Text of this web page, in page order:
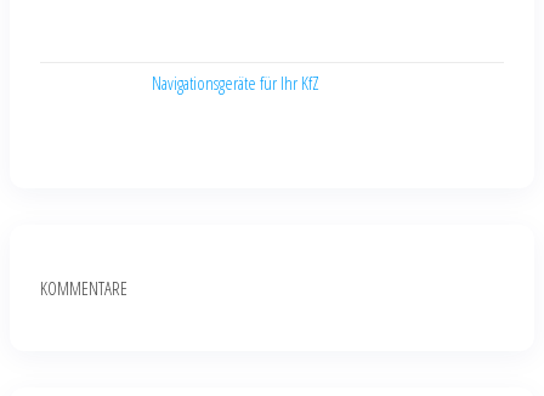
Navigationsgeräte für Ihr KfZ
KOMMENTARE